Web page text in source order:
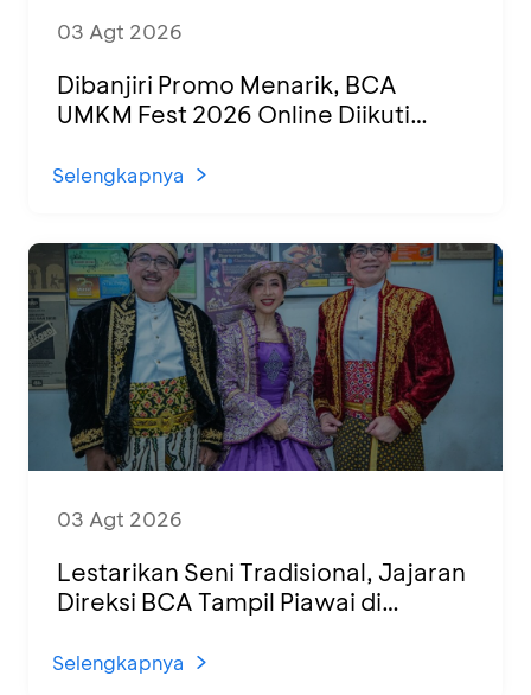
03 Agt 2026
Dibanjiri Promo Menarik, BCA
UMKM Fest 2026 Online Diikuti
Selengkapnya
03 Agt 2026
Lestarikan Seni Tradisional, Jajaran
Direksi BCA Tampil Piawai di
Selengkapnya